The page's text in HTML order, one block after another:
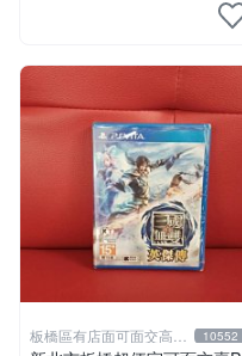
板橋區有店面可面交高價
回收電玩
10552